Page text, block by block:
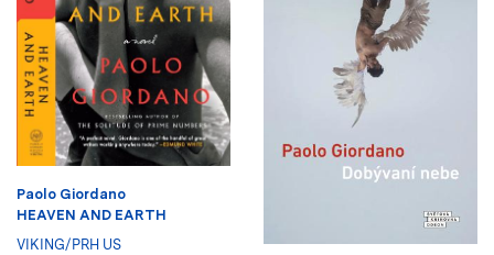
Paolo Giordano
HEAVEN AND EARTH
VIKING/PRH US